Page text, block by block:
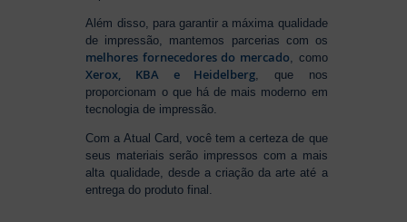
Além disso, para garantir a máxima qualidade
de impressão, mantemos parcerias com os
melhores fornecedores do mercado , como
Xerox, KBA e Heidelberg , que nos
proporcionam o que há de mais moderno em
tecnologia de impressão.
Com a Atual Card, você tem a certeza de que
seus materiais serão impressos com a mais
alta qualidade, desde a criação da arte até a
entrega do produto final.